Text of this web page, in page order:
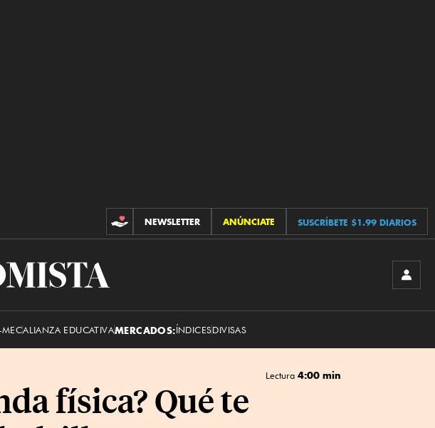
CONTRIBUCIONES
NEWSLETTER ANÚNCIATE SUSCRÍBETE $1.99 DIARIOS
MECALIANZA EDUCATIVAMERCADOS:ÍNDICESDIVISAS
Lectura 4:00 min
física? Qué te